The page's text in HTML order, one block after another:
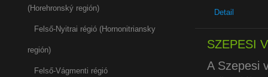
(Horehronský región)
Felső-Nyitrai régió (Hornonitriansky
región)
Felső-Vágmenti régió
Detail
SZEPESI
A Szepesi